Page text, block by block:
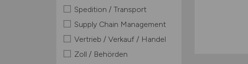
Spedition / Transport
Supply Chain Management
Vertrieb / Verkauf / Handel
Zoll / Behörden